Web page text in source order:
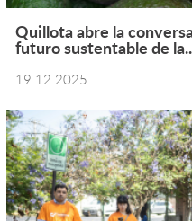
Quillota abre la
futuro sustentable de
19.12.2025